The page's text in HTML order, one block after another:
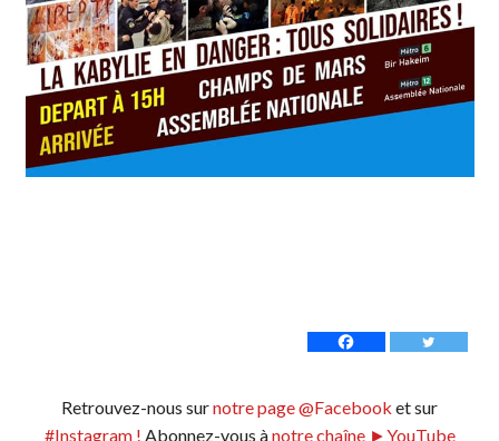
Retrouvez-nous surnotre page @Facebook et sur
#Instagram ! Abonnez-vous ànotre chaîne ►YouTube